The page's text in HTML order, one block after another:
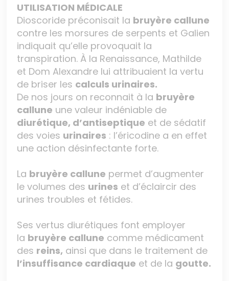
UTILISATION MÉDICALE
Dioscoride préconisait la bruyère callune
contre les morsures de serpents et Galien
indiquait qu’elle provoquait la
transpiration. À la Renaissance, Mathilde
et Dom Alexandre lui attribuaient la vertu
de briser les calculs urinaires.
De nos jours on reconnait à la bruyère
callune une valeur indéniable de
diurétique, d’antiseptique et de sédatif
des voies urinaires : l’éricodine a en effet
une action désinfectante forte.
La bruyère callune permet d’augmenter
le volumes des urines et d’éclaircir des
urines troubles et fétides.
Ses vertus diurétiques font employer
la bruyère callune comme médicament
des reins, ainsi que dans le traitement de
l’insuffisance cardiaque et de la goutte.